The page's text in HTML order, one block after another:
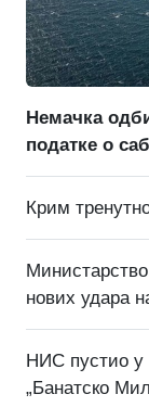
Немачка
податке о
Крим
нових удара
НИС пустио у
„Банатско